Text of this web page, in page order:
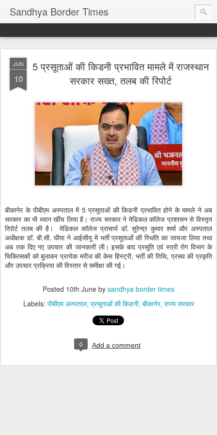
Sandhya Border Times
JUN
10
5 प्रसूताओं की किडनी प्रभावित मामले में राजस्थान
सरकार सख्त, तलब की रिपोर्ट
बीकानेर के पीबीएम अस्पताल में 5 प्रसूताओं की किडनी प्रभावित होने के मामले ने अब
सरकार का भी ध्यान खींच लिया है। राज्य सरकार ने मेडिकल कॉलेज प्रशासन से विस्तृत
रिपोर्ट तलब की है। मेडिकल कॉलेज प्राचार्य डॉ. सुरेन्द्र कुमार शर्मा और अस्पताल
अधीक्षक डॉ. बी.सी. घीया ने आईसीयू में भर्ती प्रसूताओं की स्थिति का जायजा लिया तथा
अब तक दिए गए उपचार की जानकारी ली। इसके बाद प्रसूति एवं स्त्री रोग विभाग के
चिकित्सकों को बुलाकर प्रत्येक मरीज की केस हिस्ट्री, भर्ती की तिथि, प्रसव की प्रकृति
और उपचार प्रक्रिया की विस्तार से समीक्षा की गई।
Posted 10th June by sandhya border times
Labels: पीबीएम अस्पताल प्रसूताओं की किडनी बीकानेर राज्य सरकार
0 Add a comment